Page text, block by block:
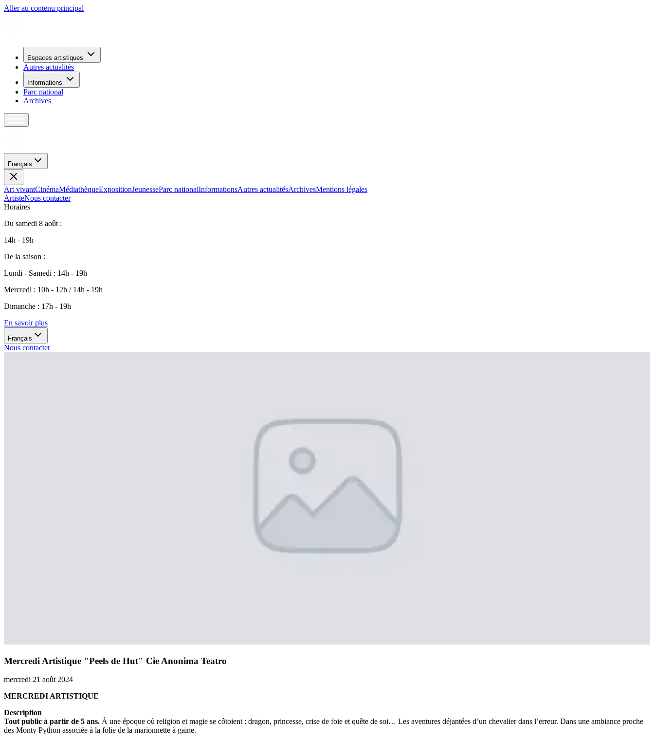
Aller au contenu principal
Espaces artistiques
Autres actualités
Informations
Parc national
Archives
Français
Art vivantCinémaMédiathèqueExpositionJeunesseParc nationalInformationsAutres actualitésArchivesMentions légales
ArtisteNous contacter
Horaires
Du samedi 8 août :
14h - 19h
De la saison :
Lundi - Samedi : 14h - 19h
Mercredi : 10h - 12h / 14h - 19h
Dimanche : 17h - 19h
En savoir plus
Français
Nous contacter
Mercredi Artistique "Peels de Hut" Cie Anonima Teatro
mercredi 21 août 2024
MERCREDI ARTISTIQUE
Description
Tout public à partir de 5 ans. À une époque où religion et magie se côtoient : dragon, princesse, crise de foie et quête de soi… Les aventures déjantées d’un chevalier dans l’erreur. Dans une ambiance proche
des Monty Python associée à la folie de la marionnette à gaine.